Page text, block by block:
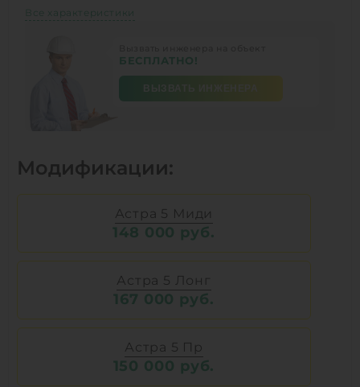
Все характеристики
БЕСПЛАТНО!
Модификации:
Астра 5 Миди
148 000 руб.
Астра 5 Лонг
167 000 руб.
Астра 5 Пр
150 000 руб.